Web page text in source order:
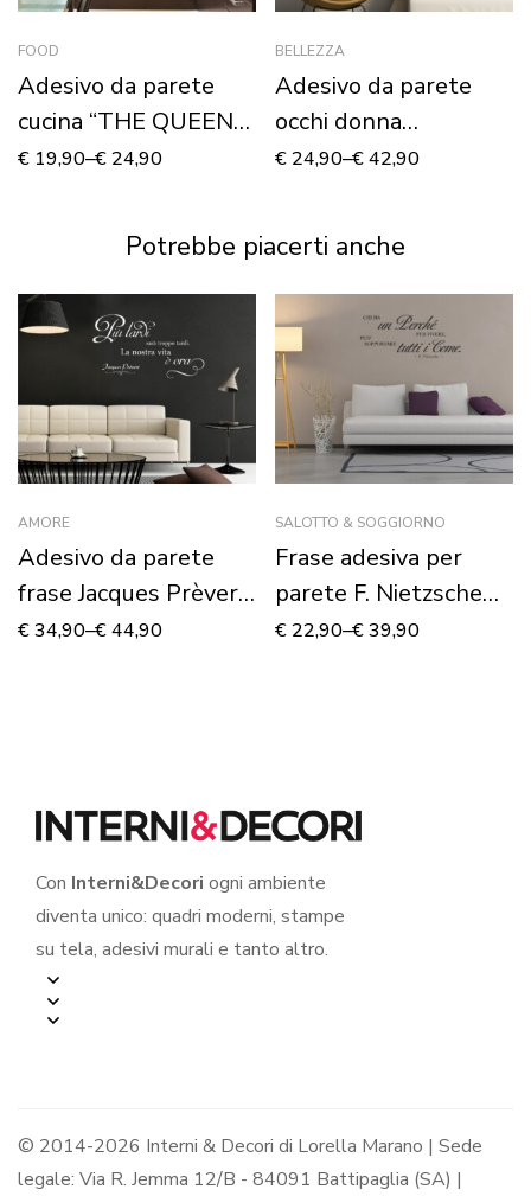
FOOD
Adesivo da parete
cucina “THE QUEEN
OF THE KITCHEN”
€ 19,90–€ 24,90
BELLEZZA
Adesivo da parete
occhi donna
“BEAUTIFUL EYES”
€ 24,90–€42,90
Potrebbe piacerti anche
AMORE
Adesivo da parete
frase Jacques Prèvert
“BACIAMI”
€34,90–€44,90
SALOTTO & SOGGIORNO
Frase adesiva per
parete F. Nietzsche
“CHI HA UN PERCHÉ
€ 22,90–€39,90
Con Interni&Decori ogni ambiente
diventa unico: quadri moderni, stampe
su tela, adesivi murali e tanto altro.
© 2014-2026 Interni & Decori di Lorella Marano | Sede
legale: Via R. Jemma 12/B - 84091 Battipaglia (SA) |